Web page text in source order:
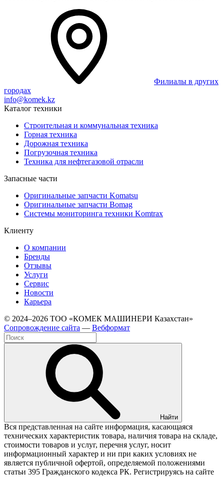
Филиалы в других
городах
info@komek.kz
Каталог техники
Строительная и коммунальная техника
Горная техника
Дорожная техника
Погрузочная техника
Техника для нефтегазовой отрасли
Запасные части
Оригинальные запчасти Komatsu
Оригинальные запчасти Bomag
Системы мониторинга техники Komtrax
Клиенту
О компании
Бренды
Отзывы
Услуги
Сервис
Новости
Карьера
© 2024–2026 ТОО «КОМЕК МАШИНЕРИ Казахстан»
Cопровождение сайта — Вебформат
Найти
Вся представленная на сайте информация, касающаяся
технических характеристик товара, наличия товара на складе,
стоимости товаров и услуг, перечня услуг, носит
информационный характер и ни при каких условиях не
является публичной офертой, определяемой положениями
статьи 395 Гражданского кодекса РК. Регистрируясь на сайте